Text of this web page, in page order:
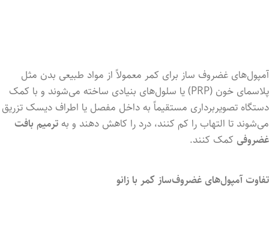
آمپول‌های غضروف ساز برای کمر معمولاً از مواد طبیعی بدن مثل
پلاسمای خون (PRP) یا سلول‌های بنیادی ساخته می‌شوند و با کمک
دستگاه تصویربرداری مستقیماً به داخل مفصل یا اطراف دیسک تزریق
می‌شوند تا التهاب را کم کنند، درد را کاهش دهند و بهترمیم بافت
غضروفی کمک کنند.
تفاوت آمپول‌های غضروف‌ساز کمر با زانو